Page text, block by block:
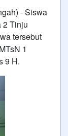
- Siswa
2 Tinju
tersebut
1
9 H.